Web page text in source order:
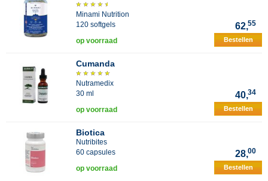
Minami Nutrition
120 softgels
62,55
op voorraad Bestellen
Cumanda
Nutramedix
30 ml
40,34
op voorraad Bestellen
Biotica
Nutribites
60 capsules
28,00
op voorraad Bestellen